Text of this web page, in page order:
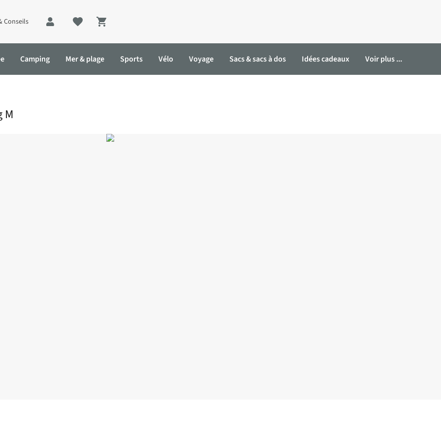
Conseils
Shopping cart
Camping Mer & plage Sports Vélo Voyage Sacs & sacs à dos Idées cadeaux Voir plus ...
M